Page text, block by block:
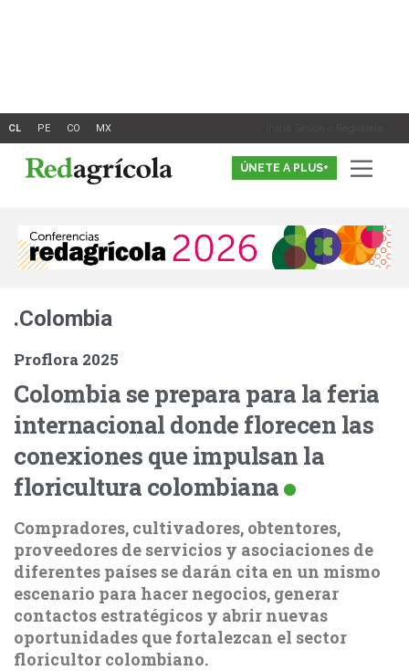
Inicia Sesión o Registrate
ÚNETE A PLUS+
.Colombia
Proflora 2025
Colombia se prepara para la feria
internacional donde florecen las
conexiones que impulsan la
floricultura colombiana
Compradores, cultivadores, obtentores,
proveedores de servicios y asociaciones de
diferentes países se darán cita en un mismo
escenario para hacer negocios, generar
contactos estratégicos y abrir nuevas
oportunidades que fortalezcan el sector
floricultor colombiano.